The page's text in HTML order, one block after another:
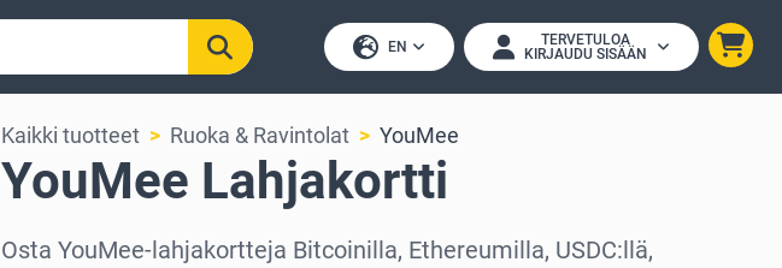
EN
TERVETULOA
KIRJAUDU SISÄÄN
Kaikki tuotteet Ruoka & Ravintolat YouMee
YouMee Lahjakortti
Osta YouMee-lahjakortteja Bitcoinilla, Ethereumilla, USDC:llä,